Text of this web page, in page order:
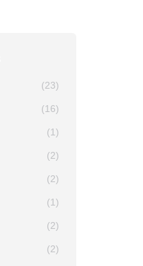
(23)
(16)
(1)
(2)
(2)
(1)
(2)
(2)